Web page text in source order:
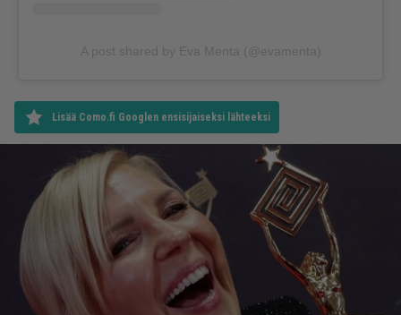
A post shared by Eva Menta (@evamenta)
Lisää Como.fi Googlen ensisijaiseksi lähteeksi